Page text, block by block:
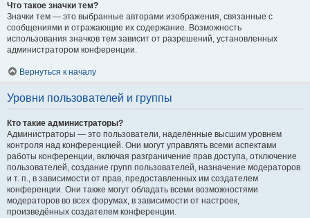
Что такое значки тем?
Значки тем — это выбранные авторами изображения, связанные с
сообщениями и отражающие их содержание. Возможность
использования значков тем зависит от разрешений, установленных
администратором конференции.
Вернуться к началу
Уровни пользователей и группы
Кто такие администраторы?
Администраторы — это пользователи, наделённые высшим уровнем
контроля над конференцией. Они могут управлять всеми аспектами
работы конференции, включая разграничение прав доступа, отключение
пользователей, создание групп пользователей, назначение модераторов
и т. п., в зависимости от прав, предоставленных им создателем
конференции. Они также могут обладать всеми возможностями
модераторов во всех форумах, в зависимости от настроек,
произведённых создателем конференции.